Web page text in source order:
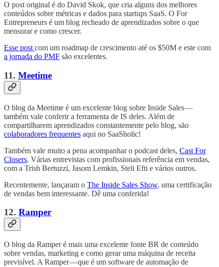
O post original é do David Skok, que cria alguns dos melhores
conteúdos sobre métricas e dados para startups SaaS. O For
Entrepreneurs é um blog recheado de aprendizados sobre o que
mensurar e como crescer.
Esse post com um roadmap de crescimento até os $50M e este com
a jornada do PMF são excelentes.
11. Meetime
O blog da Meetime é um excelente blog sobre Inside Sales —
também vale conferir a ferramenta de IS deles. Além de
compartilharem aprendizados constantemente pelo blog, são
colaboradores frequentes aqui no SaaSholic!
Também vale muito a pena acompanhar o podcast deles, Cast For
Closers. Várias entrevistas com profissionais referência em vendas,
com a Trish Bertuzzi, Jasom Lemkin, Steli Efti e vários outros.
Recentemente, lançaram o The Inside Sales Show, uma certificação
de vendas bem interessante. Dê uma conferida!
12. Ramper
O blog da Ramper é mais uma excelente fonte BR de conteúdo
sobre vendas, marketing e como gerar uma máquina de receita
previsível. A Ramper — que é um software de automação de